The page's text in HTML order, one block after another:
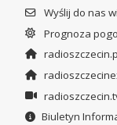
Wyślij do nas
Prognoza
Biuletyn